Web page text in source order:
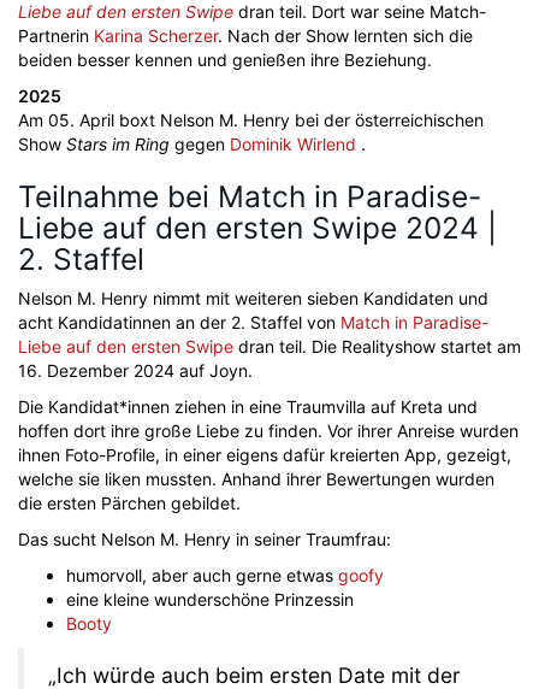
Liebe auf den ersten Swipe dran teil. Dort war seine Match-
Partnerin Karina Scherzer. Nach der Show lernten sich die
beiden besser kennen und genießen ihre Beziehung.
2025
Am 05. April boxt Nelson M. Henry bei der österreichischen
Show Stars im Ring gegen Dominik Wirlend .
Teilnahme bei Match in Paradise-
Liebe auf den ersten Swipe 2024 |
2. Staffel
Nelson M. Henry nimmt mit weiteren sieben Kandidaten und
acht Kandidatinnen an der 2. Staffel von Match in Paradise-
Liebe auf den ersten Swipe dran teil. Die Realityshow startet am
16. Dezember 2024 auf Joyn.
Die Kandidat*innen ziehen in eine Traumvilla auf Kreta und
hoffen dort ihre große Liebe zu finden. Vor ihrer Anreise wurden
ihnen Foto-Profile, in einer eigens dafür kreierten App, gezeigt,
welche sie liken mussten. Anhand ihrer Bewertungen wurden
die ersten Pärchen gebildet.
Das sucht Nelson M. Henry in seiner Traumfrau:
humorvoll, aber auch gerne etwas goofy
eine kleine wunderschöne Prinzessin
Booty
„Ich würde auch beim ersten Date mit der